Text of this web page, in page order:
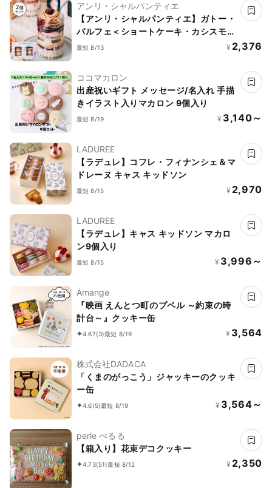
アンリ・シャルパンティエ
【アンリ・シャルパンティエ】ガトー・
パルフェ＜ショートケーキ・カシスモン
ブラン＞バースデーセット
最短 8/13 ¥ 2,376
ココマカロン
出産祝いギフト メッセージ/名入れ 手描
きイラスト入りマカロン 9個入り
最短 8/19 ¥ 3,140～
LADUREE
【ラデュレ】コフレ・フィナンシェ＆マ
ドレーヌ キャス キッドソン
最短 8/15 ¥ 2,970
LADUREE
【ラデュレ】キャス キッドソン マカロ
ン9個入り
最短 8/15 ¥ 3,996～
Amange
『映画 えんとつ町のプペル ～約束の時
計台～』クッキー缶
4.67(3)最短 8/19 ¥ 3,564
株式会社DADACA
「くまのがっこう」ジャッキーのクッキ
ー缶
4.6(5)最短 8/19 ¥ 3,564～
perle ぺるる
【箱入り】花束デコクッキー
4.73(51)最短 8/12 ¥ 2,350